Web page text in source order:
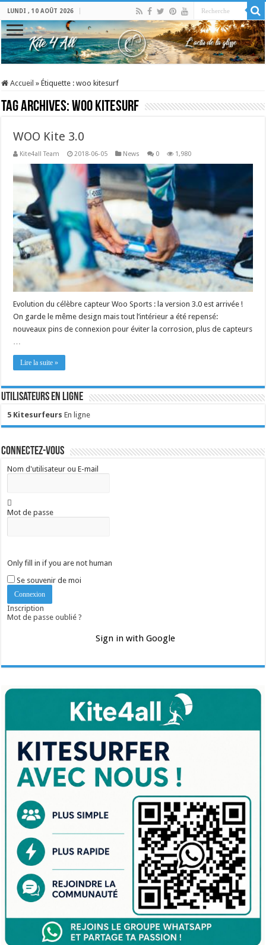
LUNDI , 10 AOÛT 2026
Accueil » Étiquette :woo kitesurf
Tag Archives:woo kitesurf
WOO Kite 3.0
Kite4all Team 2018-06-05 News 0 1,980
Evolution du célèbre capteur Woo Sports : la version 3.0 est arrivée !
On garde le même design mais tout l’intérieur a été repensé:
nouveaux pins de connexion pour éviter la corrosion, plus de capteurs
Lire la suite »
Utilisateurs en ligne
5 Kitesurfeurs En ligne
Connectez-vous
Nom d'utilisateur ou E-mail
Mot de passe
Only fill in if you are not human
Se souvenir de moi
Inscription
Mot de passe oublié ?
Sign in with Google